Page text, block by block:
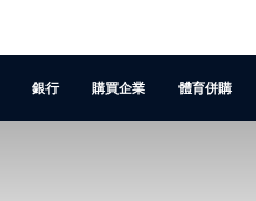
銀行 購買企業 體育併購